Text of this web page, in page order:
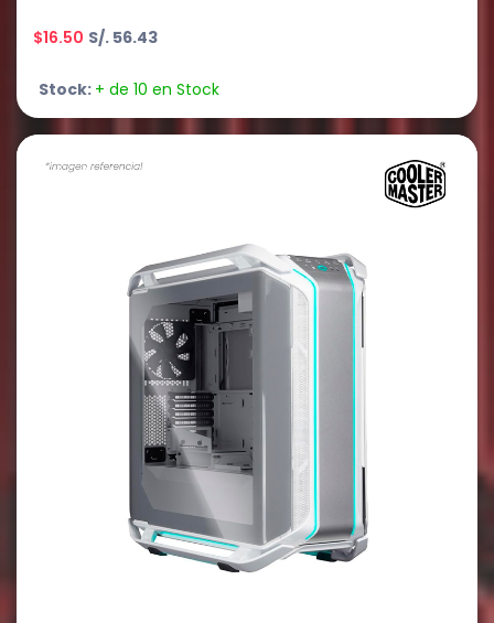
$16.50 S/. 56.43
Stock: + de 10 en Stock